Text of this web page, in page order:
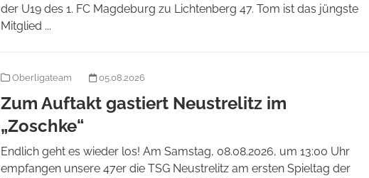
der U19 des 1. FC Magdeburg zu Lichtenberg 47. Tom ist das jüngste
Mitglied ...
Oberligateam 05.08.2026
Zum Auftakt gastiert Neustrelitz im
„Zoschke“
Endlich geht es wieder los! Am Samstag, 08.08.2026, um 13:00 Uhr
empfangen unsere 47er die TSG Neustrelitz am ersten Spieltag der